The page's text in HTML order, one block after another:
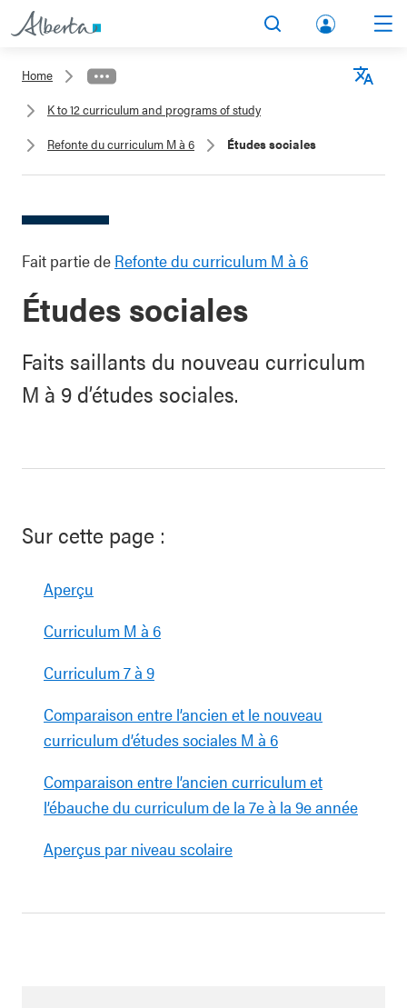
lbert
Home
K to 12 curriculum and programs of study
Refonte du curriculum M à 6
Études sociales
Fait partie de Refonte du curriculum M à 6
Études sociales
Faits saillants du nouveau curriculum
M à 9 d’études sociales.
Sur cette page :
Aperçu
Curriculum M à 6
Curriculum 7 à 9
Comparaison entre l’ancien et le nouveau
curriculum d’études sociales M à 6
Comparaison entre l’ancien curriculum et
l’ébauche du curriculum de la 7e à la 9e année
Aperçus par niveau scolaire